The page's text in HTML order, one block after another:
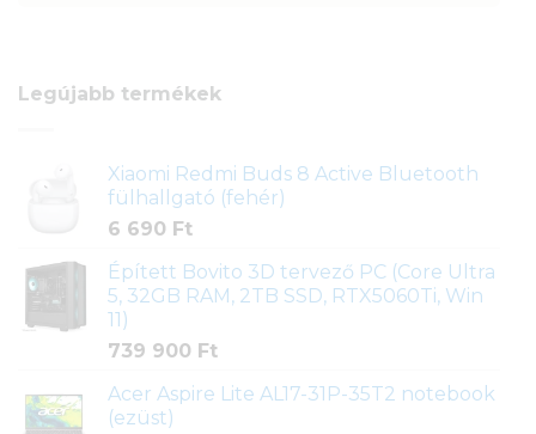
Legújabb termékek
Xiaomi Redmi Buds 8 Active Bluetooth
fülhallgató (fehér)
6 690 Ft
Épített Bovito 3D tervező PC (Core Ultra
5, 32GB RAM, 2TB SSD, RTX5060Ti, Win
11)
739 900 Ft
Acer Aspire Lite AL17-31P-35T2 notebook
(ezüst)